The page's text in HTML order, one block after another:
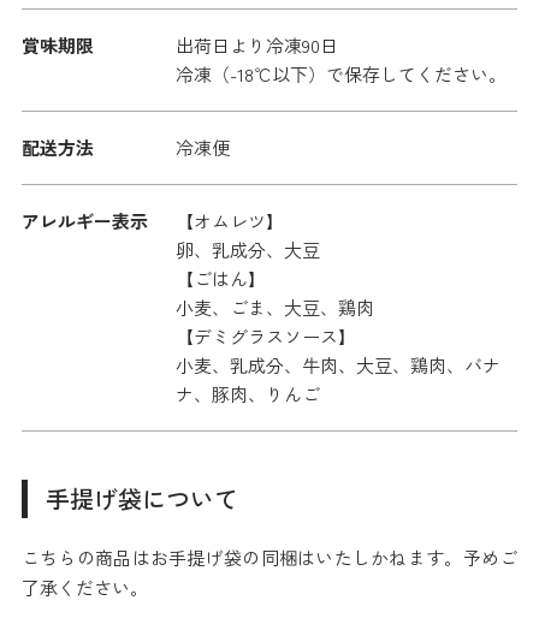
賞味期限
出荷日より冷凍90日
冷凍（-18℃以下）で保存してください。
配送方法 冷凍便
アレルギー表示
【オムレツ】
卵、乳成分、大豆
【ごはん】
小麦、ごま、大豆、鶏肉
【デミグラスソース】
小麦、乳成分、牛肉、大豆、鶏肉、バナ
ナ、豚肉、りんご
手提げ袋について
こちらの商品はお手提げ袋の同梱はいたしかねます。予めご
了承ください。